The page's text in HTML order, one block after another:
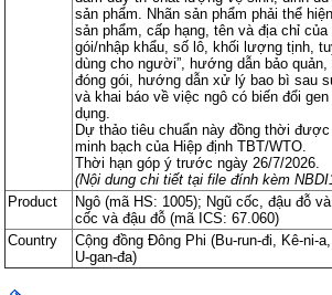
sản phẩm. Nhãn sản phẩm phải thể
sản phẩm, cấp hạng, tên và địa chỉ
gói/nhập khẩu, số lô, khối lượng tịnh,
dùng cho người”, hướng dẫn bảo
đóng gói, hướng dẫn xử lý bao bì sau
và khai báo về việc ngô có biến đổi
dụng.
Dự thảo tiêu chuẩn này đồng thời
minh bạch của Hiệp định TBT/WTO.
Thời hạn góp ý trước ngày 26/7/2026.
(Nội dung chi tiết tại file đính kèm
Product
Ngô (mã HS: 1005); Ngũ cốc, đậu đỗ
cốc và đậu đỗ (mã ICS: 67.060)
Country
Cộng đồng Đông Phi (Bu-run-đi, Kê-ni-a,
U-gan-đa)